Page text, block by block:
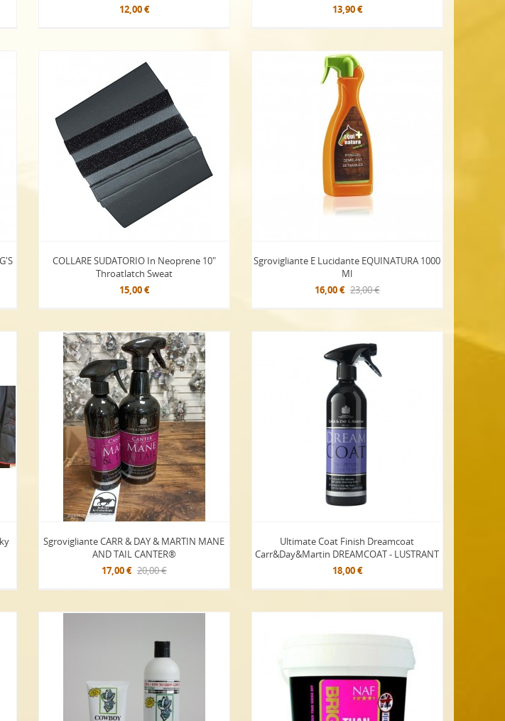
12,00 €
13,90 €
COLLARE SUDATORIO In Neoprene 10"
Throatlatch Sweat
15,00 €
Sgrovigliante E Lucidante EQUINATURA 1000
Ml
16,00 € 23,00 €
Sgrovigliante CARR & DAY & MARTIN MANE
AND TAIL CANTER®
17,00 € 20,00 €
Ultimate Coat Finish Dreamcoat
Carr&Day&Martin DREAMCOAT - LUSTRANT
18,00 €